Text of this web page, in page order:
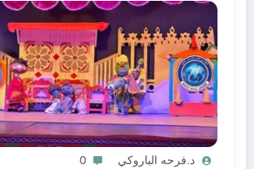
د.فرحه الباروكي 0